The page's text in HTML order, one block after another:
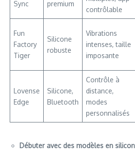
Sync
premium
contrôlable
Fun
Factory
Tiger
Silicone
robuste
Vibrations
intenses, taille
imposante
Lovense
Edge
Silicone,
Bluetooth
Contrôle à
distance,
modes
personnalisés
Débuter avec des modèles en